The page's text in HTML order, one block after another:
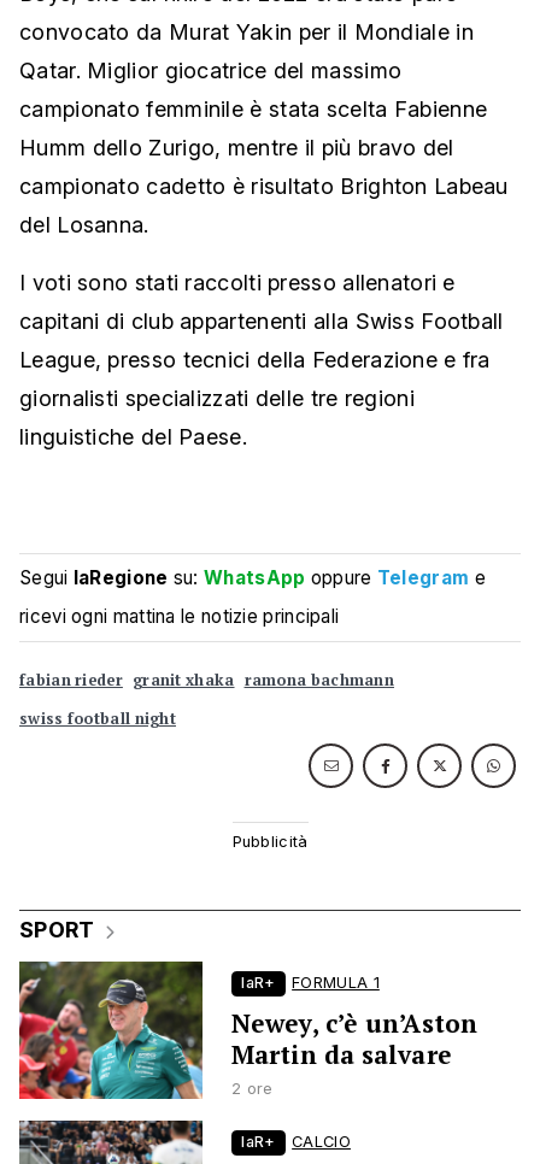
convocato da Murat Yakin per il Mondiale in
Qatar. Miglior giocatrice del massimo
campionato femminile è stata scelta Fabienne
Humm dello Zurigo, mentre il più bravo del
campionato cadetto è risultato Brighton Labeau
del Losanna.
I voti sono stati raccolti presso allenatori e
capitani di club appartenenti alla Swiss Football
League, presso tecnici della Federazione e fra
giornalisti specializzati delle tre regioni
linguistiche del Paese.
Segui laRegione su:WhatsApp oppure Telegram e
ricevi ogni mattina le notizie principali
fabian rieder granit xhaka ramona bachmann
swiss football night
SPORT
laR+ FORMULA 1
Newey, c’è un’Aston
Martin da salvare
2 ore
laR+ CALCIO